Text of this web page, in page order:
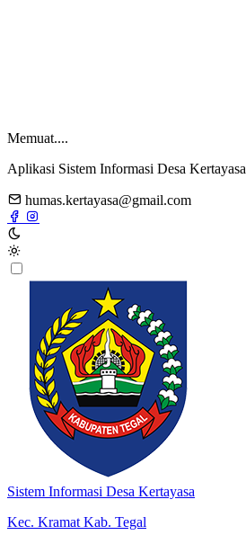
Memuat....
Aplikasi Sistem Informasi Desa Kertayasa
humas.kertayasa@gmail.com
Sistem Informasi Desa Kertayasa
Kec. Kramat Kab. Tegal